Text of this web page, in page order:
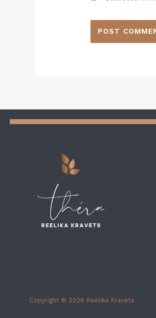
Copyright © 2026 Reelika Kravets